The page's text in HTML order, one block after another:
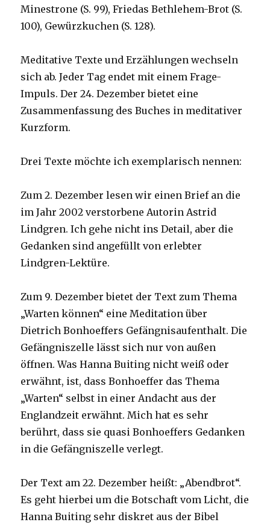
Minestrone (S. 99), Friedas Bethlehem-Brot (S.
100), Gewürzkuchen (S. 128).
Meditative Texte und Erzählungen wechseln
sich ab. Jeder Tag endet mit einem Frage-
Impuls. Der 24. Dezember bietet eine
Zusammenfassung des Buches in meditativer
Kurzform.
Drei Texte möchte ich exemplarisch nennen:
Zum 2. Dezember lesen wir einen Brief an die
im Jahr 2002 verstorbene Autorin Astrid
Lindgren. Ich gehe nicht ins Detail, aber die
Gedanken sind angefüllt von erlebter
Lindgren-Lektüre.
Zum 9. Dezember bietet der Text zum Thema
„Warten können“ eine Meditation über
Dietrich Bonhoeffers Gefängnisaufenthalt. Die
Gefängniszelle lässt sich nur von außen
öffnen. Was Hanna Buiting nicht weiß oder
erwähnt, ist, dass Bonhoeffer das Thema
„Warten“ selbst in einer Andacht aus der
Englandzeit erwähnt. Mich hat es sehr
berührt, dass sie quasi Bonhoeffers Gedanken
in die Gefängniszelle verlegt.
Der Text am 22. Dezember heißt: „Abendbrot“.
Es geht hierbei um die Botschaft vom Licht, die
Hanna Buiting sehr diskret aus der Bibel